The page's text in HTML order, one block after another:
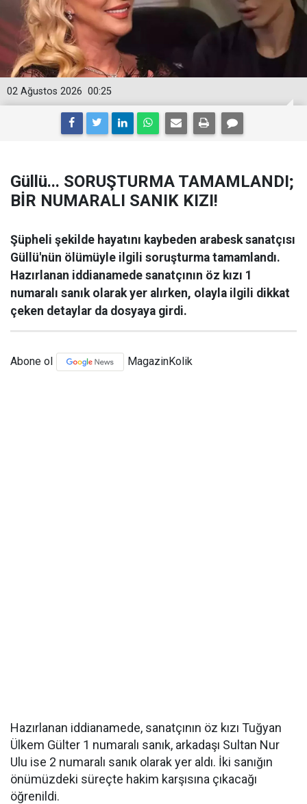
00:25
02 Ağustos 2026
Güllü... SORUŞTURMA TAMAMLANDI;
BİR NUMARALI SANIK KIZI!
Şüpheli şekilde hayatını kaybeden arabesk sanatçısı
Güllü'nün ölümüyle ilgili soruşturma tamamlandı.
Hazırlanan iddianamede sanatçının öz kızı 1
numaralı sanık olarak yer alırken, olayla ilgili dikkat
çeken detaylar da dosyaya girdi.
Abone ol MagazinKolik
Hazırlanan iddianamede, sanatçının öz kızı Tuğyan
Ülkem Gülter 1 numaralı sanık, arkadaşı Sultan Nur
Ulu ise 2 numaralı sanık olarak yer aldı. İki sanığın
önümüzdeki süreçte hakim karşısına çıkacağı
öğrenildi.